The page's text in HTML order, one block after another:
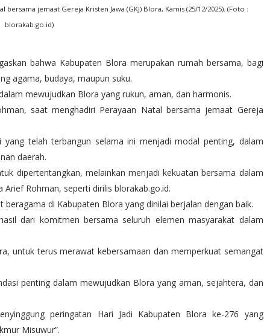
jemaat Gereja Kristen Jawa (GKJ) Blora, Kamis (25/12/2025). (Foto :
blorakab.go.id)
bahwa Kabupaten Blora merupakan rumah bersama, bagi
agama, budaya, maupun suku.
mewujudkan Blora yang rukun, aman, dan harmonis.
saat menghadiri Perayaan Natal bersama jemaat Gereja
telah terbangun selama ini menjadi modal penting, dalam
daerah.
dipertentangkan, melainkan menjadi kekuatan bersama dalam
Rohman, seperti dirilis blorakab.go.id.
di Kabupaten Blora yang dinilai berjalan dengan baik.
dari komitmen bersama seluruh elemen masyarakat dalam
untuk terus merawat kebersamaan dan memperkuat semangat
penting dalam mewujudkan Blora yang aman, sejahtera, dan
peringatan Hari Jadi Kabupaten Blora ke-276 yang
Misuwur”.